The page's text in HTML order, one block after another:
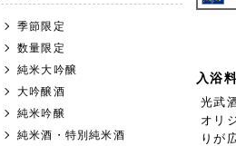
季節限定
数量限定
純米大吟醸
大吟醸酒
純米吟醸
純米酒・特別純米酒
入浴
光武
オリ
りが